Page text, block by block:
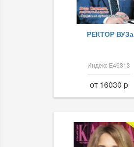
РЕКТОР ВУЗа
Индекс Е46313
от 16030 p